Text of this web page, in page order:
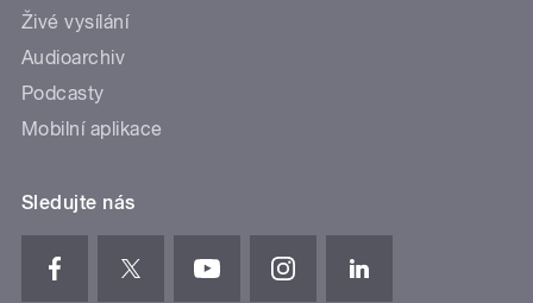
Živé vysílání
Audioarchiv
Podcasty
Mobilní aplikace
Sledujte nás